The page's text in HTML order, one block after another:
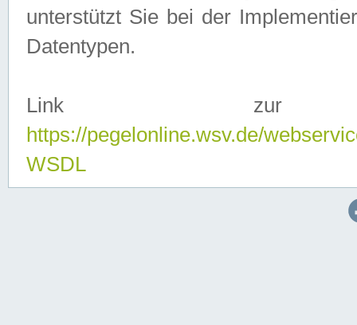
unterstützt Sie bei der
Datentypen.
Link zur
https://pegelonline.wsv.de/
WSDL